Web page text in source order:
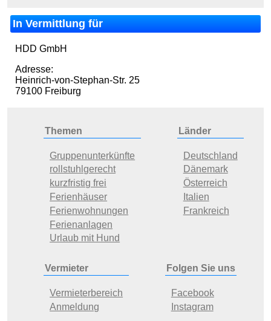
In Vermittlung für
HDD GmbH
Adresse:
Heinrich-von-Stephan-Str. 25
79100 Freiburg
Themen
Gruppenunterkünfte
rollstuhlgerecht
kurzfristig frei
Ferienhäuser
Ferienwohnungen
Ferienanlagen
Urlaub mit Hund
Länder
Deutschland
Dänemark
Österreich
Italien
Frankreich
Vermieter
Vermieterbereich
Anmeldung
Folgen Sie uns
Facebook
Instagram